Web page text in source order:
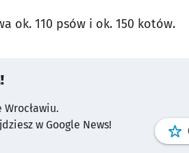
ok. 110 psów i ok. 150 kotów.
w Google News!